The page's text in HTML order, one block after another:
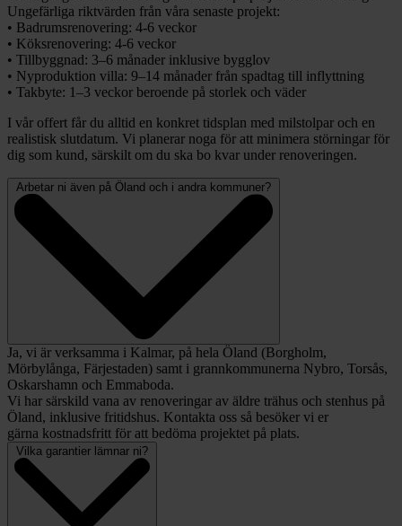
Ungefärliga riktvärden från våra senaste projekt:
• Badrumsrenovering: 4-6 veckor
• Köksrenovering: 4-6 veckor
• Tillbyggnad: 3–6 månader inklusive bygglov
• Nyproduktion villa: 9–14 månader från spadtag till inflyttning
• Takbyte: 1–3 veckor beroende på storlek och väder
I vår offert får du alltid en konkret tidsplan med milstolpar och en
realistisk slutdatum. Vi planerar noga för att minimera störningar för
dig som kund, särskilt om du ska bo kvar under renoveringen.
Arbetar ni även på Öland och i andra kommuner?
Ja, vi är verksamma i Kalmar, på hela Öland (Borgholm,
Mörbylånga, Färjestaden) samt i grannkommunerna Nybro, Torsås,
Oskarshamn och Emmaboda.
Vi har särskild vana av renoveringar av äldre trähus och stenhus på
Öland, inklusive fritidshus. Kontakta oss så besöker vi er
gärna kostnadsfritt för att bedöma projektet på plats.
Vilka garantier lämnar ni?